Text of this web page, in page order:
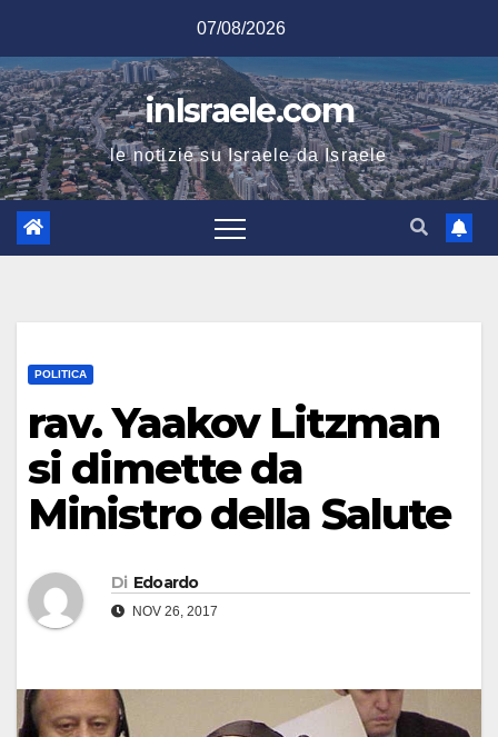
contenuto
07/08/2026
inIsraele.com
le notizie su Israele da Israele
POLITICA
rav. Yaakov Litzman
si dimette da
Ministro della Salute
Di Edoardo
NOV 26, 2017